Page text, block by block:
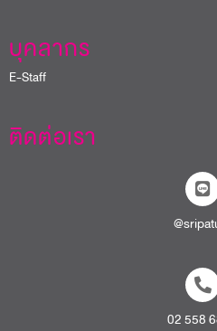
บุคลากร
E-Staff
ติดต่อเรา
02 558